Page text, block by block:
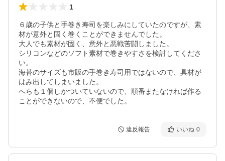
1
６歳の子供と手巻き寿司を楽しみにしていたのですが、素
材が意外と固く巻くことができませんでした。
大人でも素材が固く、意外と悪戦苦闘しました。
シリコンなどのソフト素材で巻きやすさを検討してくださ
い。
海苔のサイズも市販の手巻き寿司用ではないので、具材が
はみ出してしまいました。
へらも１個しかついていないので、順番またなければ作る
ことができないので、不便でした。
違反報告 いいね 0